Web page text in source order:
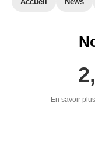
En savoir